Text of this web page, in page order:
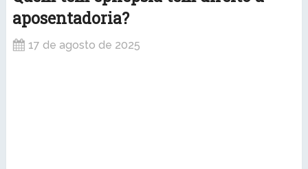
aposentadoria?
17 de agosto de 2025